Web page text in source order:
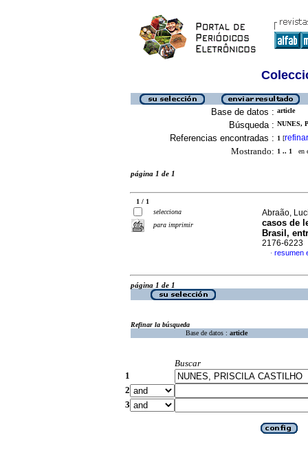
Base de datos : article
Búsqueda : NUNES,
Referencias encontradas : 1 [refinar
Mostrando: 1 .. 1 en
página 1 de 1
1 / 1
selecciona
para imprimir
Abraão,
casos de
Brasil,
2176-6223
· resumen
página 1 de 1
Refinar la búsqueda
Base de datos : article
Buscar
1
2
3